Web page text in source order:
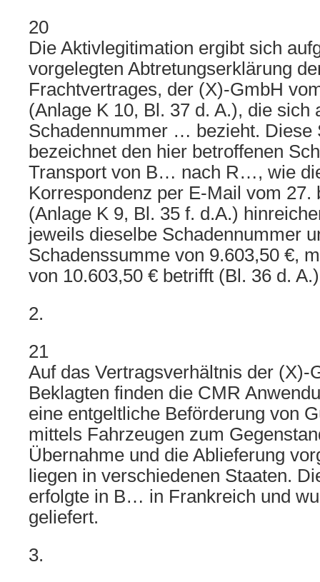
20
Die Aktivlegitimation ergibt sich
vorgelegten Abtretungserklärung
Frachtvertrages, der (X)-GmbH
(Anlage K 10, Bl. 37 d. A.), die sich
Schadennummer … bezieht. Diese
bezeichnet den hier betroffenen
Transport von B… nach R…, wie
Korrespondenz per E-Mail vom 27.
(Anlage K 9, Bl. 35 f. d.A.)
jeweils dieselbe Schadennummer
Schadenssumme von 9.603,50 €,
von 10.603,50 € betrifft (Bl. 36 d.
2.
21
Auf das Vertragsverhältnis der (X)-
Beklagten finden die CMR
eine entgeltliche Beförderung von
mittels Fahrzeugen zum
Übernahme und die Ablieferung
liegen in verschiedenen Staaten.
erfolgte in B… in Frankreich und
geliefert.
3.